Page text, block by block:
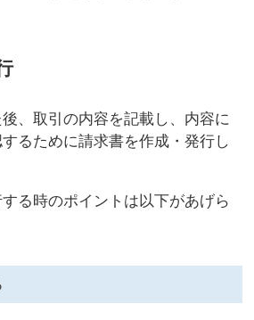
、取引の内容を記載し、内容に
るために請求書を作成・発行し
る時のポイントは以下があげら